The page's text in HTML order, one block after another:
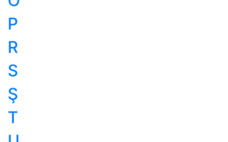
P
R
S
Ş
T